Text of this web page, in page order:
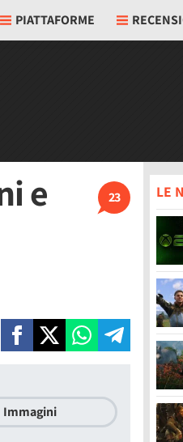
PIATTAFORME
23
e
Immagini
LE